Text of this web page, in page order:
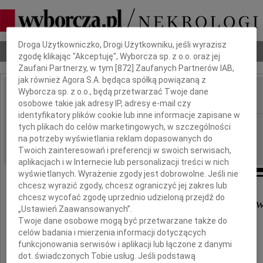
Nekrologi Odeszli Poradnik pogrzebowy
IMIĘ I NAZWISKO:
REGION: Warszawa
DATA EMISJI: 12.05.2026
Wujkowi Stanisławowi
oraz jego synom
Krzysztofowi i Arturowi,
Dbamy o Twoją prywatność
Droga Użytkowniczko, Drogi Użytkowniku, jeśli wyrazisz
zgodę klikając "Akceptuję", Wyborcza sp. z o.o. oraz jej
Zaufani Partnerzy, w tym [872 ] Zaufanych Partnerów IAB,
jak również Agora S.A. będąca spółką powiązaną z
Wyborcza sp. z o.o., będą przetwarzać Twoje dane
osobowe takie jak adresy IP, adresy e-mail czy
identyfikatory plików cookie lub inne informacje zapisane w
tych plikach do celów marketingowych, w szczególności
na potrzeby wyświetlania reklam dopasowanych do
Twoich zainteresowań i preferencji w swoich serwisach,
aplikacjach i w Internecie lub personalizacji treści w nich
wyświetlanych. Wyrażenie zgody jest dobrowolne. Jeśli nie
chcesz wyrazić zgody, chcesz ograniczyć jej zakres lub
chcesz wycofać zgodę uprzednio udzieloną przejdź do
„Ustawień Zaawansowanych”.
Twoje dane osobowe mogą być przetwarzane także do
celów badania i mierzenia informacji dotyczących
funkcjonowania serwisów i aplikacji lub łączone z danymi
dot. świadczonych Tobie usług. Jeśli podstawą